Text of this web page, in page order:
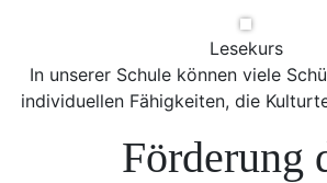
Lesekurs
In unserer Schule können viele
individuellen Fähigkeiten, die
Förderung